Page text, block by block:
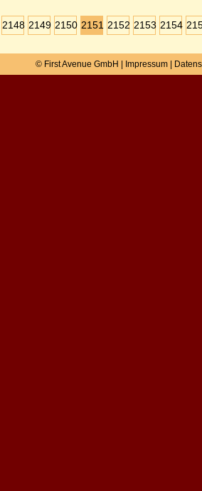
2148 2149 2150 2151 2152 2153 2154
© First Avenue GmbH | Impressum